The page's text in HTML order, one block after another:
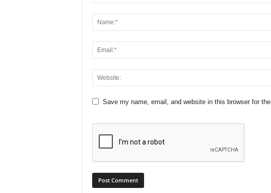
Save my name, email, and website in this browser for